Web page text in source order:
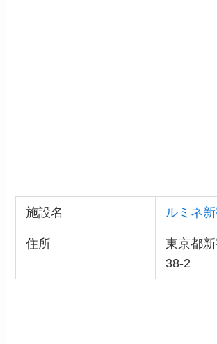
施設名 ルミネ
住所
東京都
38-2